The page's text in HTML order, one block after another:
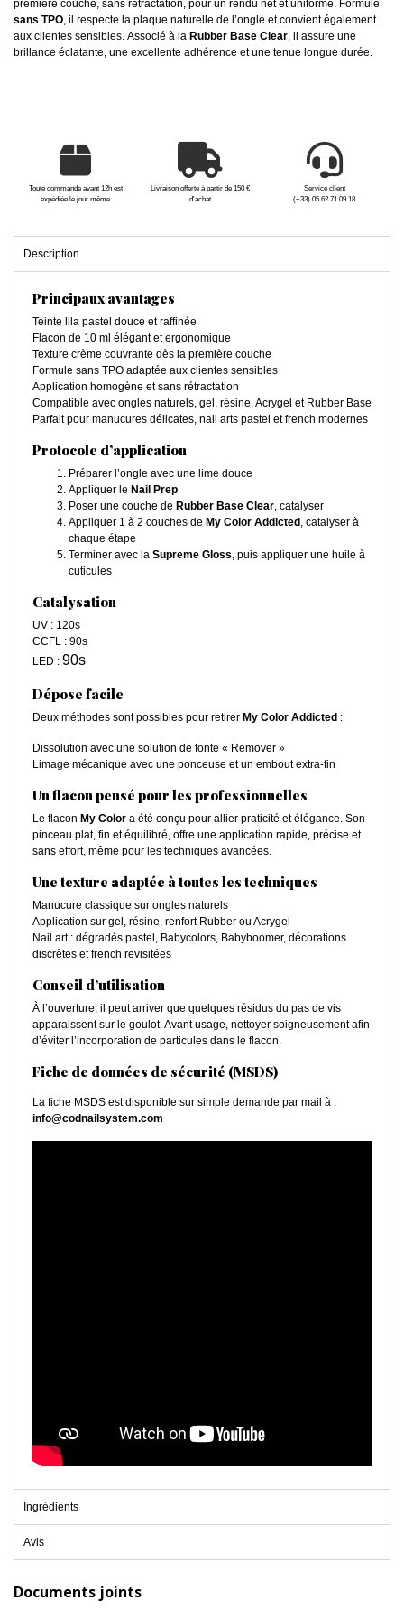
première couche, sans rétractation, pour un rendu net et uniforme. Formulé
sans TPO, il respecte la plaque naturelle de l’ongle et convient également
aux clientes sensibles. Associé à la Rubber Base Clear, il assure une
brillance éclatante, une excellente adhérence et une tenue longue durée.
Toute commande avant 12h est
expédiée le jour même
Livraison offerte à partir de 150 €
d'achat
Service client
(+33) 05 62 71 09 18
Description
Principaux avantages
Teinte lila pastel douce et raffinée
Flacon de 10 ml élégant et ergonomique
Texture crème couvrante dès la première couche
Formule sans TPO adaptée aux clientes sensibles
Application homogène et sans rétractation
Compatible avec ongles naturels, gel, résine, Acrygel et Rubber Base
Parfait pour manucures délicates, nail arts pastel et french modernes
Protocole d’application
Préparer l’ongle avec une lime douce
Appliquer le Nail Prep
Poser une couche de Rubber Base Clear, catalyser
Appliquer 1 à 2 couches de My Color Addicted , catalyser à
chaque étape
Terminer avec la Supreme Gloss, puis appliquer une huile à
cuticules
Catalysation
UV : 120s
CCFL : 90s
LED : 90s
Dépose facile
Deux méthodes sont possibles pour retirer My Color Addicted :
Dissolution avec une solution de fonte « Remover »
Limage mécanique avec une ponceuse et un embout extra-fin
Un flacon pensé pour les professionnelles
Le flacon My Color a été conçu pour allier praticité et élégance. Son
pinceau plat, fin et équilibré, offre une application rapide, précise et
sans effort, même pour les techniques avancées.
Une texture adaptée à toutes les techniques
Manucure classique sur ongles naturels
Application sur gel, résine, renfort Rubber ou Acrygel
Nail art : dégradés pastel, Babycolors, Babyboomer, décorations
discrètes et french revisitées
Conseil d’utilisation
À l’ouverture, il peut arriver que quelques résidus du pas de vis
apparaissent sur le goulot. Avant usage, nettoyer soigneusement afin
d’éviter l’incorporation de particules dans le flacon.
Fiche de données de sécurité (MSDS)
La fiche MSDS est disponible sur simple demande par mail à :
info@codnailsystem.com
Ingrédients
Avis
Documents joints